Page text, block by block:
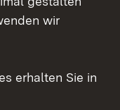
wir
erhalten Sie in